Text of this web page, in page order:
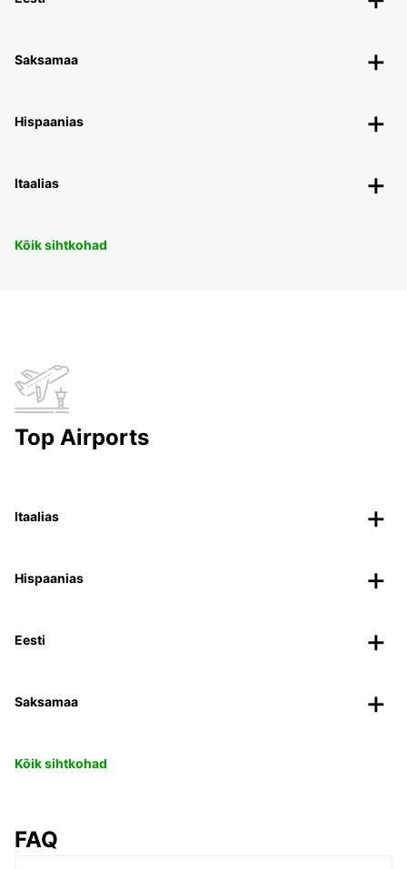
Saksamaa
Hispaanias
Itaalias
Kõik sihtkohad
Top Airports
Itaalias
Hispaanias
Eesti
Saksamaa
Kõik sihtkohad
FAQ